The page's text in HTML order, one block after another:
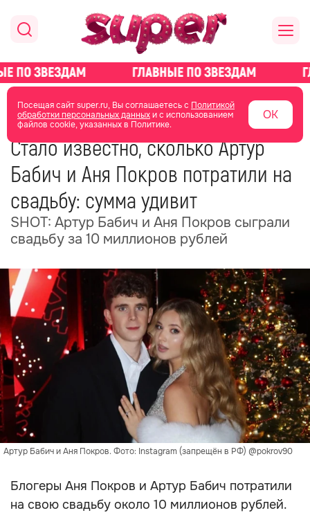
Посещая сайт super.ru, Вы соглашаетесь с Политикой
обработки персональных данныхи с использованием
файлов cookie, указанных в Политике.
ОК
главная новости о звездах новости
05 июня 08:28
Стало известно, сколько Артур
Бабич и Аня Покров потратили на
свадьбу: сумма удивит
SHOT: Артур Бабич и Аня Покров сыграли
свадьбу за 10 миллионов рублей
Артур Бабич и Аня Покров. Фото: Instagram (запрещён в РФ) @pokrov90
Блогеры Аня Покров и Артур Бабич потратили
на свою свадьбу около 10 миллионов рублей.